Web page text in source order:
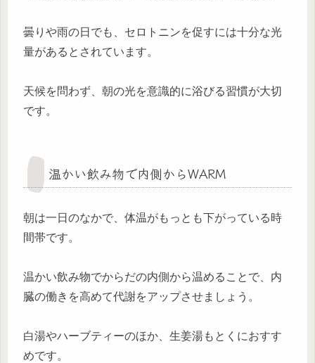
曇りや雨の日でも、セロトニンを促すには十分な光
量があるとされています。
天候を問わず、朝の光を意識的に浴びる習慣が大切
です。
温かい飲み物で内側からWARM
朝は一日のなかで、体温がもっとも下がっている時
間帯です。
温かい飲み物でからだの内側から温めることで、内
臓の働きを高めて代謝をアップさせましょう。
白湯やハーブティーのほか、生姜湯もとくにおすす
めです。